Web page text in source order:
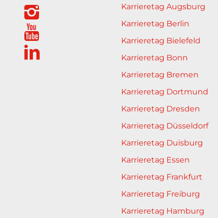
Karrieretag Augsburg
Karrieretag Berlin
Karrieretag Bielefeld
Karrieretag Bonn
Karrieretag Bremen
Karrieretag Dortmund
Karrieretag Dresden
Karrieretag Düsseldorf
Karrieretag Duisburg
Karrieretag Essen
Karrieretag Frankfurt
Karrieretag Freiburg
Karrieretag Hamburg